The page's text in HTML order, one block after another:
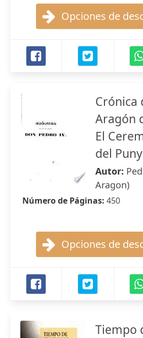
Opciones de
Crónica
Aragón
El
del
Autor:
Aragon)
Número de Páginas: 450
Opciones de
Tiempo